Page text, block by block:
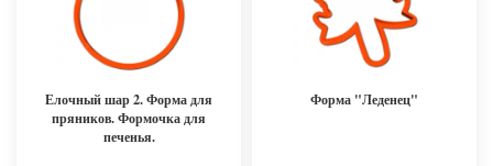
Елочный шар 2. Форма для
пряников. Формочка для
печенья.
Форма "Леденец"